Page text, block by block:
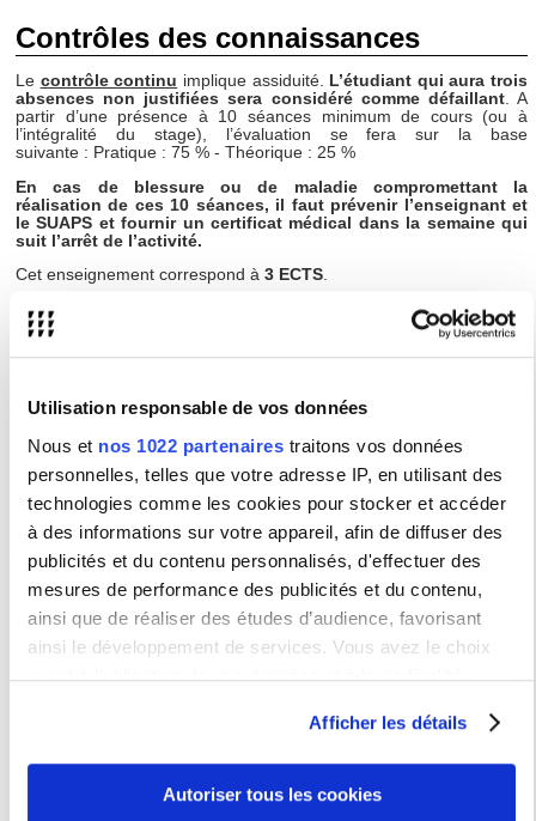
Utilisation responsable de vos données
Nous et nos 1022 partenaires traitons vos données
personnelles, telles que votre adresse IP, en utilisant des
technologies comme les cookies pour stocker et accéder
à des informations sur votre appareil, afin de diffuser des
publicités et du contenu personnalisés, d'effectuer des
mesures de performance des publicités et du contenu,
ainsi que de réaliser des études d’audience, favorisant
ainsi le développement de services. Vous avez le choix
quant à l'utilisation de vos données et à leurs finalités.
moment en consultant la Déclaration relative aux cookies
ou en cliquant sur l'icône de confidentialité.
Afficher les détails
Autoriser tous les cookies
Contrôles des connaissances
Le contrôle continu implique assiduité. L’étudiant qui aura trois
absences non justifiées sera considéré comme défaillant. A
partir d’une présence à 10 séances minimum de cours (ou à
l’intégralité du stage), l’évaluation se fera sur la base
suivante : Pratique : 75 % - Théorique : 25 %
En cas de blessure ou de maladie compromettant la
réalisation de ces 10 séances, il faut prévenir l’enseignant et
le SUAPS et fournir un certificat médical dans la semaine qui
suit l’arrêt de l’activité.
Cet enseignement correspond à 3 ECTS.
Pas de CTI ni de rattrapage
Informations complémentaires
Impossibilité de valider la même UEdans le cursus.
Autres activités physiques et sportives
BYSW021/BZSW021 - QI DANCE
BYSW024/BZSW024 -TAIJI QUAN ARMES - TAIJI QUAN MAINS
NUES
BYSW001/BZSW001 - Arts martiaux énergétiques chinois
BYSW002/BZSW002 - Improvisation danse contemporaine
BYSW005/BZSW005 - Basket
BYSW006/BZSW006 - Boxe française